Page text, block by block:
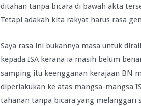
ditahan tanpa bicara di bawah akta
Tetapi adakah kita rakyat harus rasa
Saya rasa ini bukannya masa untuk
kepada ISA kerana ia masih belum
samping itu keengganan kerajaan BN
diperlakukan ke atas mangsa-mangsa
tahanan tanpa bicara yang melanggari